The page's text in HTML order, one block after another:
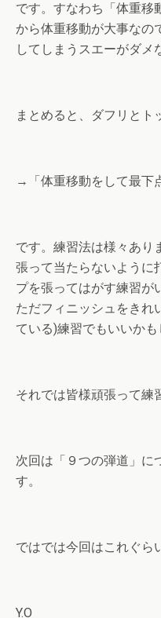
です。すなわち「体重移
から体重移動が大事なの
してしまうスエーがダメ
まとめると、ダフリとト
→「体重移動をして最下
です。練習法は様々あり
張って当たらないように
プを張ってはがす練習が
ただフィニッシュをきれ
ている)練習でもいいかも
それでは皆様頑張って練
次回は「９つの弾道」に
す。
ではでは今回はこれぐら
Y.O